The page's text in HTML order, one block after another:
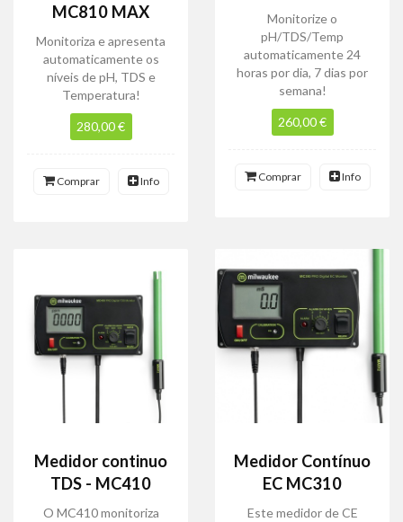
MC810 MAX
Monitoriza e apresenta
automaticamente os
níveis de pH, TDS e
Temperatura!
280,00 €
Comprar Info
Monitorize o
pH/TDS/Temp
automaticamente 24
horas por dia, 7 dias por
semana!
260,00 €
Comprar Info
Medidor continuo
TDS - MC410
O MC410 monitoriza
Medidor Contínuo
EC MC310
Este medidor de CE